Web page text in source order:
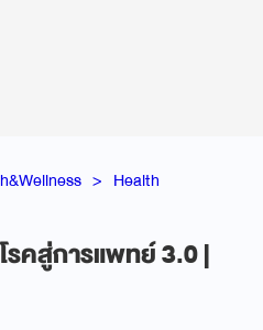
Health
รคสู่การแพทย์ 3.0 |